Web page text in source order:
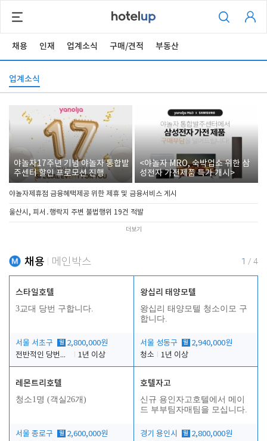
채용 인재 업계소식 구매/견적 부동산
업계소식
야놀자17주년 기념 야놀자 통합발
주센터 할인 프로모션 진행
<야놀자 MRO, 숙박업소 위한 삼
성전자 가전제품 특가 개시>
야놀자제휴점 금융혜택제공 위한 제휴 및 금융서비스 게시
울산시, 피서․행락지 주변 불법행위 19건 적발
더보기
채용 메인박스 1 / 4
스타일호텔
3교대 당번 구합니다.
서울 서초구 월 2,800,000원
전반적인 당번업무
1년 이상
왕십리 태양모텔
왕십리 태양모텔 청소이모 구
합니다.
서울 성동구 월 2,940,000원
청소
1년 이상
레몬트리호텔
청소1명 (객실26개)
서울 종로구 월 2,600,000원
호텔자고
신규 용인자고호텔에서 메이
드 부부팀자매팀을 모십니다.
경기 용인시 월 2,800,000원